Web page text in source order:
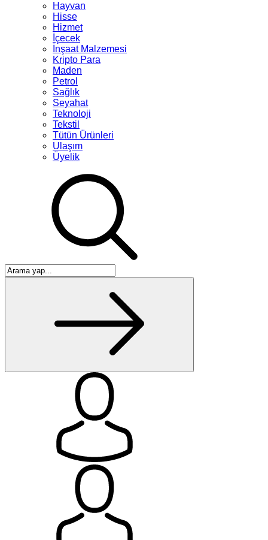
Hayvan
Hisse
Hizmet
İçecek
İnşaat Malzemesi
Kripto Para
Maden
Petrol
Sağlık
Seyahat
Teknoloji
Tekstil
Tütün Ürünleri
Ulaşım
Üyelik